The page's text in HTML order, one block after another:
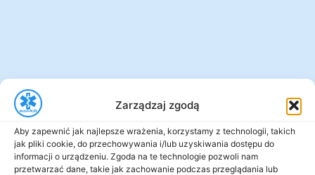
Zarządzaj zgodą
Aby zapewnić jak najlepsze wrażenia, korzystamy z technologii, takich
jak pliki cookie, do przechowywania i/lub uzyskiwania dostępu do
informacji o urządzeniu. Zgoda na te technologie pozwoli nam
przetwarzać dane, takie jak zachowanie podczas przeglądania lub